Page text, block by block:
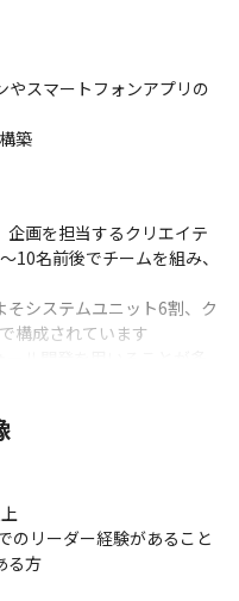
やスマートフォンアプリの
築
企画を担当するクリエイテ
10名前後でチームを組み、
そシステムユニット6割、ク
構成されています
にGoogle Meetでミーティ
コミュニケーションには
有を行っています
のリーダー経験があること
る方